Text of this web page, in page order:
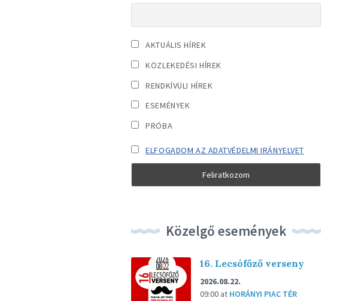
AKTUÁLIS HÍREK
KÖZLEKEDÉSI HÍREK
RENDKÍVÜLI HÍREK
ESEMÉNYEK
PRÓBA
ELFOGADOM AZ ADATVÉDELMI IRÁNYELVET
Közelgő események
16. Lecsófőző verseny
2026.08.22.
09:00 at HORÁNYI PIAC TÉR